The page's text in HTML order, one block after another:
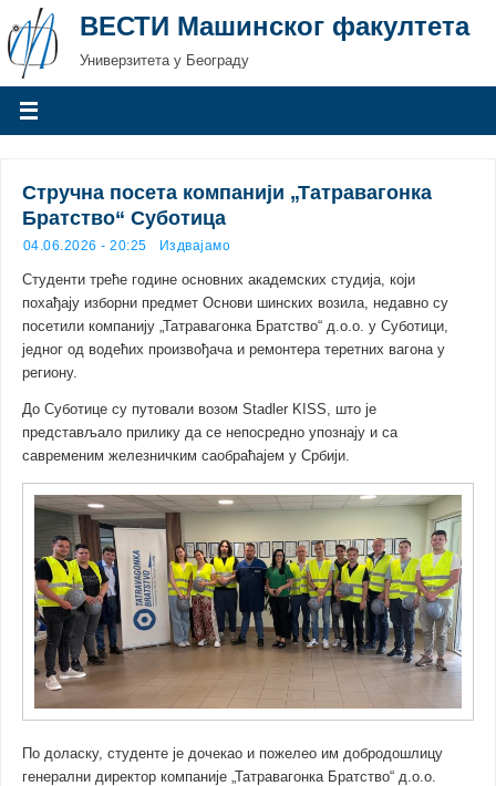
ВЕСТИ Машинског факултета
Универзитета у Београду
Стручна посета компанији „Татравагонка
Братство“ Суботица
04.06.2026 - 20:25 Издвајамо
Студенти треће године основних академских студија, који
похађају изборни предмет Основи шинских возила, недавно су
посетили компанију „Татравагонка Братство“ д.о.о. у Суботици,
једног од водећих произвођача и ремонтера теретних вагона у
региону.
До Суботице су путовали возом Stadler KISS, што је
представљало прилику да се непосредно упознају и са
савременим железничким саобраћајем у Србији.
По доласку, студенте је дочекао и пожелео им добродошлицу
генерални директор компаније „Татравагонка Братство“ д.о.о.